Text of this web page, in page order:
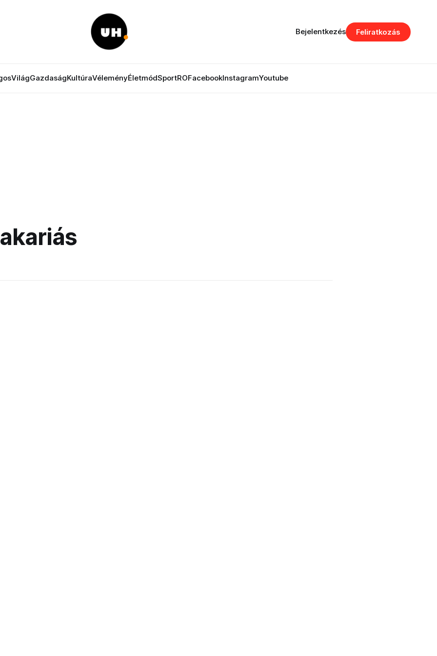
VilágGazdaságKultúraVéleményÉletmódSportROFacebookInstagramYoutube
Bejelentkezés Feliratkozás